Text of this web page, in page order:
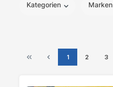
Kategorien Marken
1 2 3